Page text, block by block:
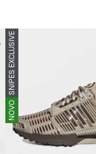
SNIPES EXCLUSIVE
NOVO